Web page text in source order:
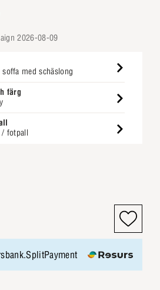
2026-08-09
soffa med schäslong
färg
/ fotpall